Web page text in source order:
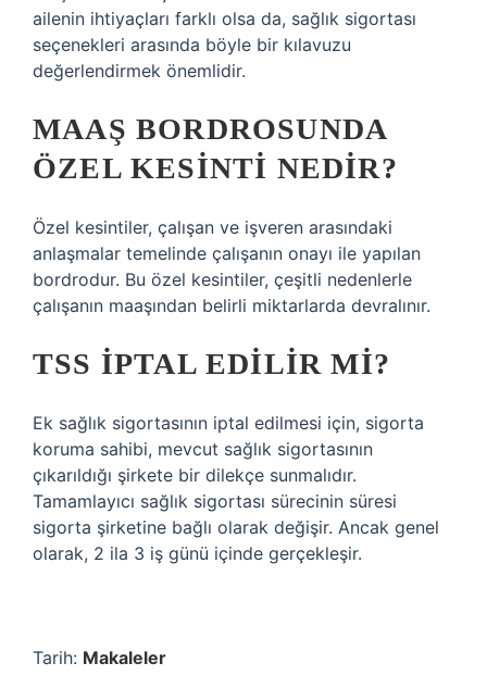
ailenin ihtiyaçları farklı olsa da, sağlık sigortası
seçenekleri arasında böyle bir kılavuzu
değerlendirmek önemlidir.
MAAŞ BORDROSUNDA
ÖZEL KESINTI NEDIR?
Özel kesintiler, çalışan ve işveren arasındaki
anlaşmalar temelinde çalışanın onayı ile yapılan
bordrodur. Bu özel kesintiler, çeşitli nedenlerle
çalışanın maaşından belirli miktarlarda devralınır.
TSS IPTAL EDILIR MI?
Ek sağlık sigortasının iptal edilmesi için, sigorta
koruma sahibi, mevcut sağlık sigortasının
çıkarıldığı şirkete bir dilekçe sunmalıdır.
Tamamlayıcı sağlık sigortası sürecinin süresi
sigorta şirketine bağlı olarak değişir. Ancak genel
olarak, 2 ila 3 iş günü içinde gerçekleşir.
Tarih: Makaleler